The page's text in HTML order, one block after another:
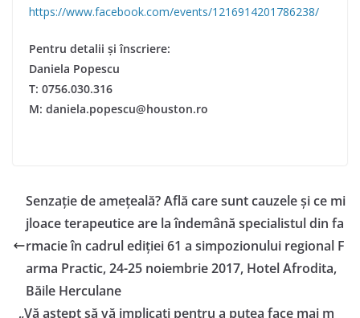
https://www.facebook.com/events/1216914201786238/
Pentru detalii și înscriere:
Daniela Popescu
T: 0756.030.316
M: daniela.popescu@houston.ro
Senzație de amețeală? Află care sunt cauzele și ce mi
jloace terapeutice are la îndemână specialistul din fa
rmacie în cadrul ediției 61 a simpozionului regional F
arma Practic, 24-25 noiembrie 2017, Hotel Afrodita,
Băile Herculane
„Vă aștept să vă implicați pentru a putea face mai m